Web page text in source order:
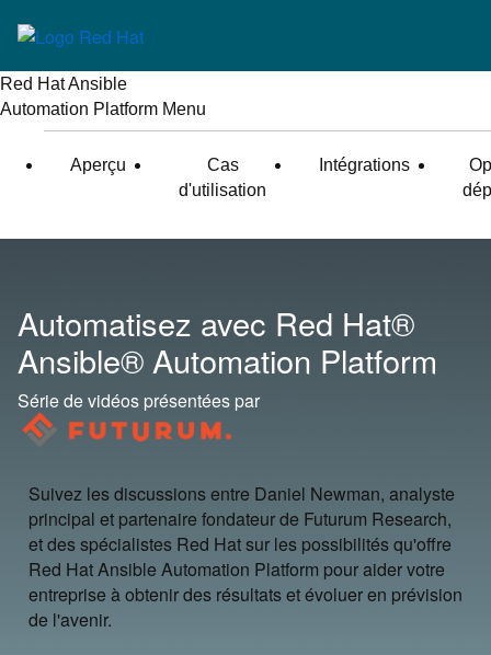
Red Hat Ansible
Automation Platform Menu
Aperçu
Cas
d'utilisation
Intégrations
Automatisez avec Red Hat®
Ansible®Automation Platform
Série de vidéos présentées par
Suivez les discussions entre Daniel Newman, analyste
principal et partenaire fondateur de Futurum Research,
et des spécialistes Red Hat sur les possibilités qu'offre
Red Hat Ansible Automation Platform pour aider votre
entreprise à obtenir des résultats et évoluer en prévision
de l'avenir.